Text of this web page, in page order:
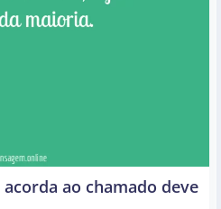
ao chamado deve